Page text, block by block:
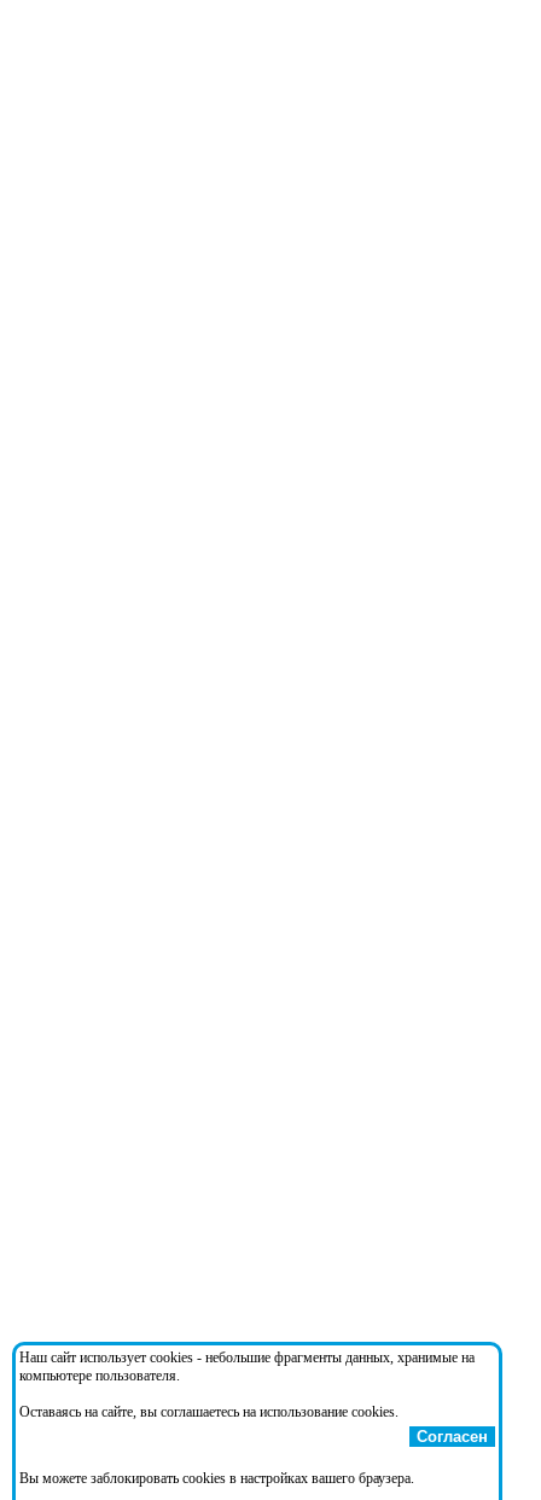
Наш сайт использует cookies - небольшие фрагменты данных, хранимые на
компьютере пользователя.
Оставаясь на сайте, вы соглашаетесь на использование cookies.
Согласен
Вы можете заблокировать cookies в настройках вашего браузера.